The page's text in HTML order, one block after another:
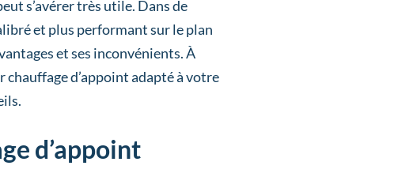
s’avérer très utile. Dans de
et plus performant sur le plan
et ses inconvénients. À
d’appoint adapté à votre
d’appoint